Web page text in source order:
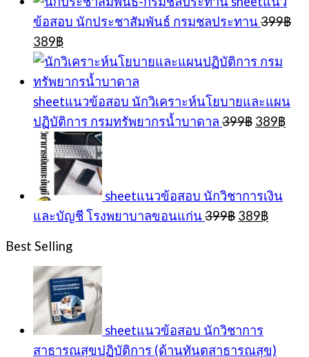
ข้อสอบ นักประชาสัมพันธ์ กรมชลประทาน 399฿
Original
price
was:
399฿.
389฿Current
price
is:
389฿.
sheetแนวข้อสอบ นักวิเคราะห์นโยบายและแผน
ปฏิบัติการ กรมทรัพยากรน้ำบาดาล 399฿ Original
389฿
sheetแนวข้อสอบ นักวิชาการเงิน
และบัญชี โรงพยาบาลขอนแก่น 399฿ Original
389฿
Best Selling
sheetแนวข้อสอบ นักวิชาการ
สาธารณสุขปฏิบัติการ (ด้านทันตสาธารณสุข)